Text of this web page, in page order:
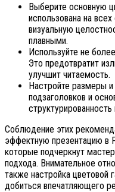
Выберите основную
использована на
визуальную
плавными.
Используйте не
Это предотвратит
улучшит читаемость.
Настройте размеры
подзаголовков и
Соблюдение этих
эффектную презентацию в
которые подчеркнут
подхода. Внимательное
также настройка
добиться впечатляющего